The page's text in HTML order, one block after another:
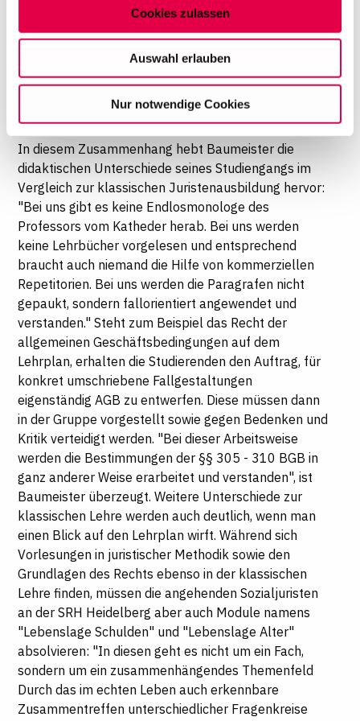
Auf dieser Website setzen wir Cookies ein, um unsere
wirtschaftlich zu betreiben. Mit Bestätigung Ihrer Auswahl
willigen Sie in die Verwendung der gewählten Cookies
ein. Diese Auswahl können Sie jederzeit ändern oder
Ihre Einwilligung widerrufen, indem Sie am Ende der
Seite auf "Cookie-Einstellungen" klicken. Weitere
Informationen finden Sie in unseren
Datenschutzhinweisen
Cookies zulassen
Auswahl erlauben
Nur notwendige Cookies
das Bachelor-Niveau erreicht, das eine
unmittelbare Einsatzfähigkeit der
Absolventen im Beruf ermöglicht".
Fallorientierung statt Paragrafen
pauken
In diesem Zusammenhang hebt Baumeister die
didaktischen Unterschiede seines Studiengangs im
Vergleich zur klassischen Juristenausbildung hervor:
"Bei uns gibt es keine Endlosmonologe des
Professors vom Katheder herab. Bei uns werden
keine Lehrbücher vorgelesen und entsprechend
braucht auch niemand die Hilfe von kommerziellen
Repetitorien. Bei uns werden die Paragrafen nicht
gepaukt, sondern fallorientiert angewendet und
verstanden." Steht zum Beispiel das Recht der
allgemeinen Geschäftsbedingungen auf dem
Lehrplan, erhalten die Studierenden den Auftrag, für
konkret umschriebene Fallgestaltungen
eigenständig AGB zu entwerfen. Diese müssen dann
in der Gruppe vorgestellt sowie gegen Bedenken und
Kritik verteidigt werden. "Bei dieser Arbeitsweise
werden die Bestimmungen der §§ 305 - 310 BGB in
ganz anderer Weise erarbeitet und verstanden", ist
Baumeister überzeugt. Weitere Unterschiede zur
klassischen Lehre werden auch deutlich, wenn man
einen Blick auf den Lehrplan wirft. Während sich
Vorlesungen in juristischer Methodik sowie den
Grundlagen des Rechts ebenso in der klassischen
Lehre finden, müssen die angehenden Sozialjuristen
an der SRH Heidelberg aber auch Module namens
"Lebenslage Schulden" und "Lebenslage Alter"
absolvieren: "In diesen geht es nicht um ein Fach,
sondern um ein zusammenhängendes Themenfeld
Durch das im echten Leben auch erkennbare
Zusammentreffen unterschiedlicher Fragenkreise